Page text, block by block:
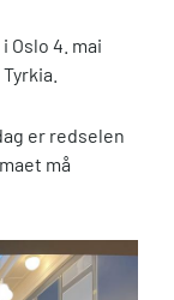
Oslo 4. mai
er redselen
må